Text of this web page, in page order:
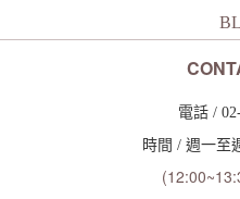
電話 /
時間 / 週一至